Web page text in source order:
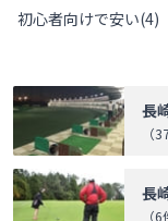
初心者向けで安い(4)
長
（
長
（6